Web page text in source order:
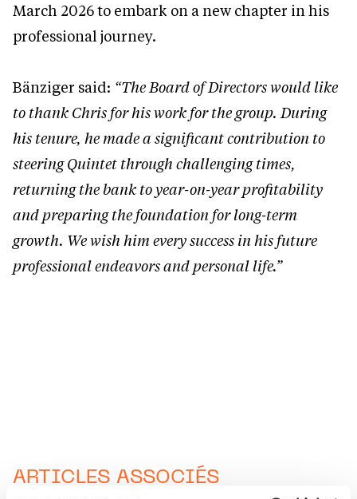
March 2026 to embark on a new chapter in his
professional journey.
Bänziger said: “The Board of Directors would like
to thank Chris for his work for the group. During
his tenure, he made a significant contribution to
steering Quintet through challenging times,
returning the bank to year-on-year profitability
and preparing the foundation for long-term
growth. We wish him every success in his future
professional endeavors and personal life.”
ARTICLES ASSOCIÉS